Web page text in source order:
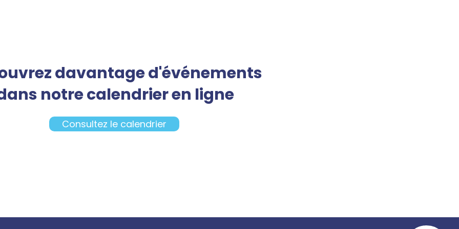
davantage d'événements
notre calendrier en ligne
Consultez le calendrier